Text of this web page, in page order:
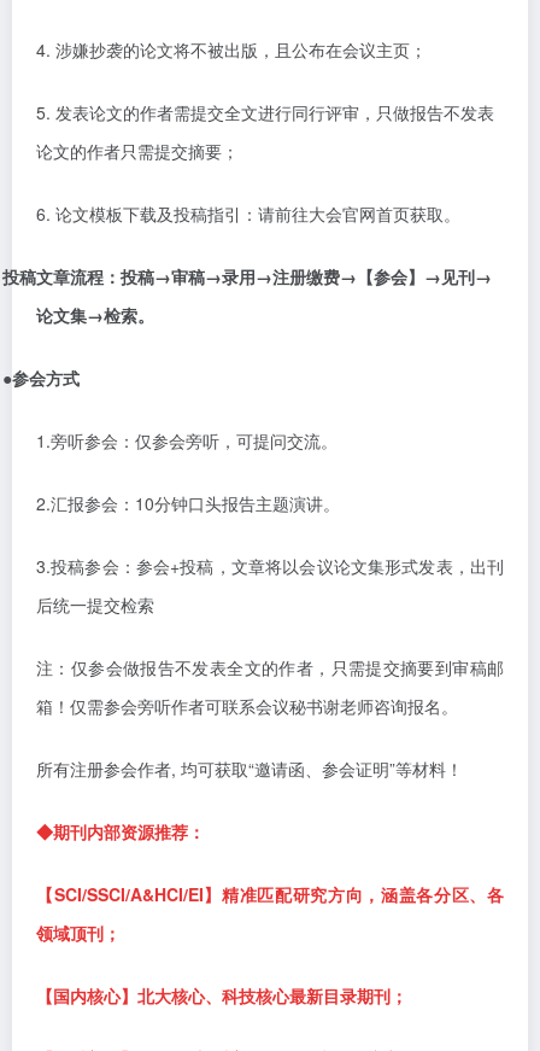
4. 涉嫌抄袭的论文将不被出版，且公布在会议主页；
5. 发表论文的作者需提交全文进行同行评审，只做报告不发表
论文的作者只需提交摘要；
6. 论文模板下载及投稿指引：请前往大会官网首页获取。
投稿文章流程：投稿→审稿→录用→注册缴费→【参会】→见刊→
论文集→检索。
●参会方式
1.旁听参会：仅参会旁听，可提问交流。
2.汇报参会：10分钟口头报告主题演讲。
3.投稿参会： 参会+投稿， 文章将以会议论文集形式发表，出刊
后统一提交检索
注：仅参会做报告不发表全文的作者，只需提交摘要到审稿邮
箱！仅需参会旁听作者可联系会议秘书谢老师咨询报名。
所有注册参会作者, 均可获取“邀请函、参会证明”等材料！
◆期刊内部资源推荐：
【SCI/SSCI/A&HCI/EI】精准匹配研究方向，涵盖各分区、各
领域顶刊；
【国内核心】北大核心、科技核心最新目录期刊；